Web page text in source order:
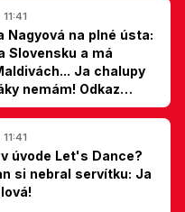
Nagyová na plné ústa:
Slovensku a má
Ja chalupy
nemám! Odkaz
úvode Let's Dance?
si nebral servítku: Ja